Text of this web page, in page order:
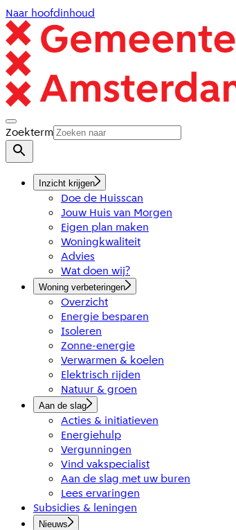
Naar hoofdinhoud
Zoekterm
Inzicht krijgen
Doe de Huisscan
Jouw Huis van Morgen
Eigen plan maken
Woningkwaliteit
Advies
Wat doen wij?
Woning verbeteringen
Overzicht
Energie besparen
Isoleren
Zonne-energie
Verwarmen & koelen
Elektrisch rijden
Natuur & groen
Aan de slag
Acties & initiatieven
Energiehulp
Vergunningen
Vind vakspecialist
Aan de slag met uw buren
Lees ervaringen
Subsidies & leningen
Nieuws